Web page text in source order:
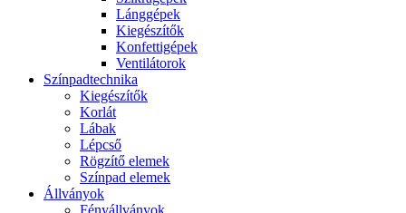
Lánggépek
Kiegészítők
Konfettigépek
Ventilátorok
Színpadtechnika
Kiegészítők
Korlát
Lábak
Lépcső
Rögzítő elemek
Színpad elemek
Állványok
Fényállványok